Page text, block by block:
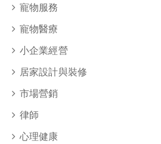
寵物服務
寵物醫療
小企業經營
居家設計與裝修
市場營銷
律師
心理健康